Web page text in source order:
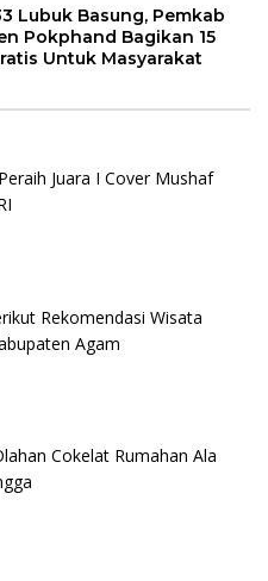
Lubuk Basung, Pemkab
Pokphand Bagikan 15
Untuk Masyarakat
Juara I Cover Mushaf
Rekomendasi Wisata
Agam
Cokelat Rumahan Ala